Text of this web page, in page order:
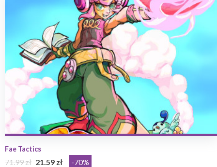
Fae Tactics
71.99 zł 21.59 zł -70%